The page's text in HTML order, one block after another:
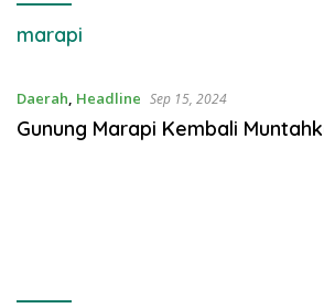
marapi
Daerah, Headline Sep 15, 2024
Gunung Marapi Kembali